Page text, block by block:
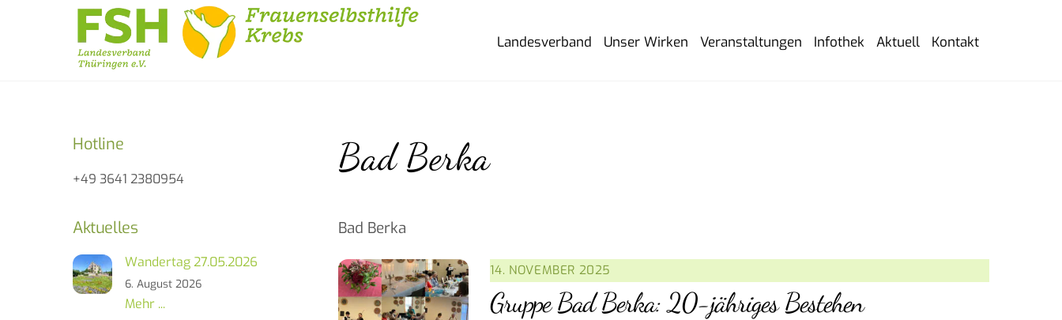
Landesverband Unser Wirken Veranstaltungen Infothek Aktuell Kontakt
Bad Berka
Bad Berka
14. NOVEMBER 2025
Gruppe Bad Berka: 20-jähriges Bestehen
Hotline
+49 3641 2380954
Aktuelles
Wandertag 27.05.2026
6. August 2026
Mehr ...